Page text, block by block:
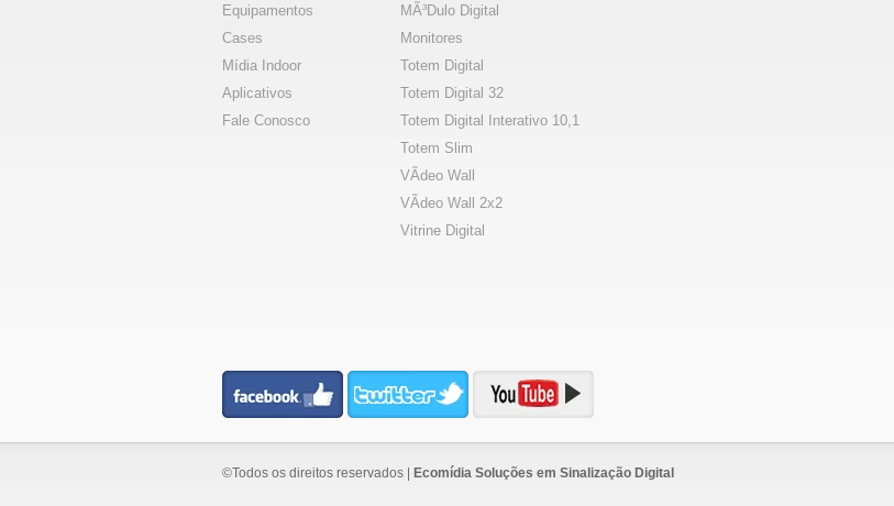
Equipamentos
Cases
Mídia Indoor
Aplicativos
Fale Conosco
MÃ³dulo Digital
Monitores
Totem Digital
Totem Digital 32
Totem Digital Interativo 10,1
Totem Slim
VÃ­deo Wall
VÃ­deo Wall 2x2
Vitrine Digital
©Todos os direitos reservados | Ecomídia Soluções em Sinalização Digital